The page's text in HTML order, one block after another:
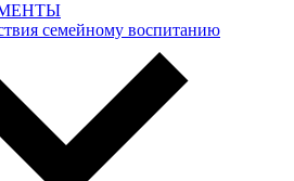
семейному воспитанию